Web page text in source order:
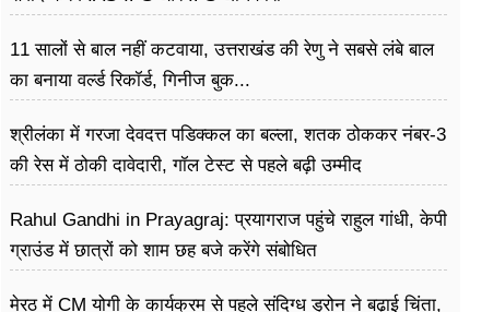
11 सालों से बाल नहीं कटवाया, उत्तराखंड की रेणु ने सबसे लंबे बाल
का बनाया वर्ल्ड रिकॉर्ड, गिनीज बुक...
श्रीलंका में गरजा देवदत्त पडिक्कल का बल्ला, शतक ठोककर नंबर-3
की रेस में ठोकी दावेदारी, गॉल टेस्ट से पहले बढ़ी उम्मीद
Rahul Gandhi in Prayagraj: प्रयागराज पहुंचे राहुल गांधी, केपी
ग्राउंड में छात्रों को शाम छह बजे करेंगे संबोधित
मेरठ में CM योगी के कार्यक्रम से पहले संदिग्ध ड्रोन ने बढ़ाई चिंता,